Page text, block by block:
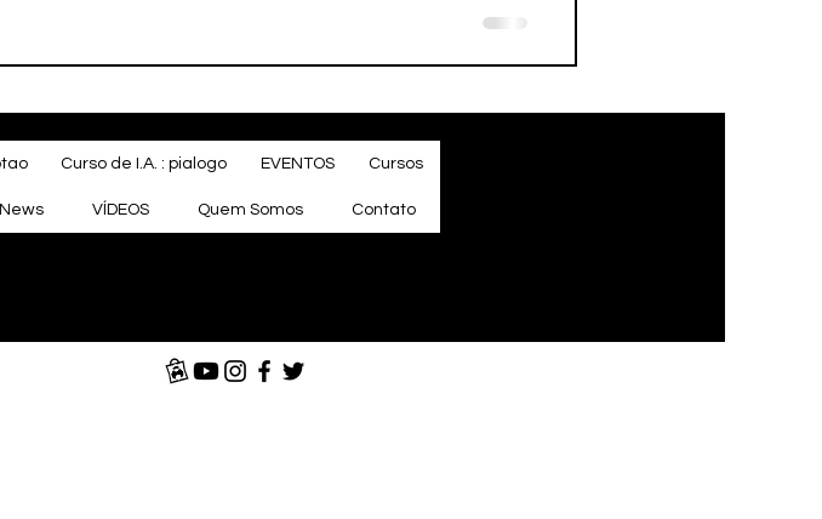
Curso de I.A. : pialogo EVENTOS Cursos
News VÍDEOS Quem Somos Contato